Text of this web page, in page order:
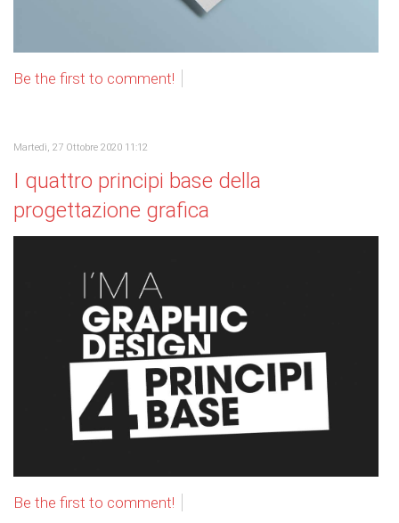
Be the first to comment!
Martedì, 27 Ottobre 2020 11:12
I quattro principi base della
progettazione grafica
Be the first to comment!